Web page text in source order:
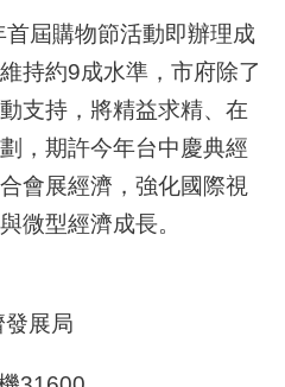
屆購物節活動即辦理成
持約9成水準，市府除了
支持，將精益求精、在
，期許今年台中慶典經
會展經濟，強化國際視
微型經濟成長。
展局